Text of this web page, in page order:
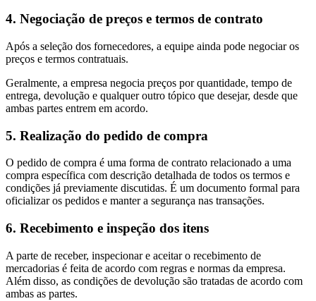
4. Negociação de preços e termos de contrato
Após a seleção dos fornecedores, a equipe ainda pode negociar os
preços e termos contratuais.
Geralmente, a empresa negocia preços por quantidade, tempo de
entrega, devolução e qualquer outro tópico que desejar, desde que
ambas partes entrem em acordo.
5. Realização do pedido de compra
O pedido de compra é uma forma de contrato relacionado a uma
compra específica com descrição detalhada de todos os termos e
condições já previamente discutidas. É um documento formal para
oficializar os pedidos e manter a segurança nas transações.
6. Recebimento e inspeção dos itens
A parte de receber, inspecionar e aceitar o recebimento de
mercadorias é feita de acordo com regras e normas da empresa.
Além disso, as condições de devolução são tratadas de acordo com
ambas as partes.